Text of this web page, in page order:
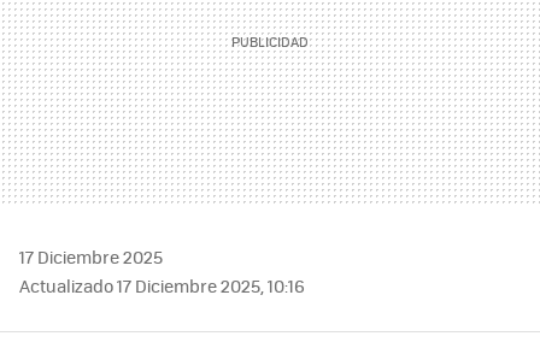
17 Diciembre 2025
Actualizado 17 Diciembre 2025, 10:16